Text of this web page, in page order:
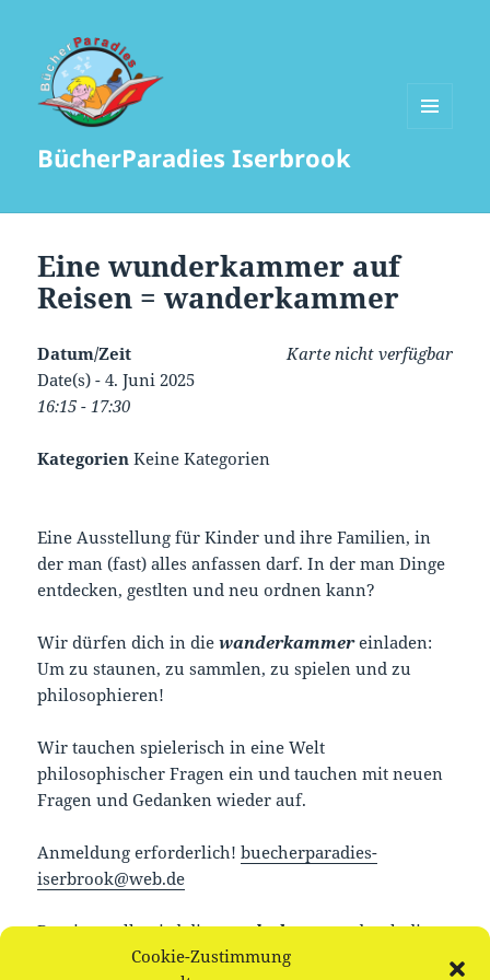
Cookie-Zustimmung
BücherParadies Iserbrook
Eine wunderkammer auf
Reisen = wanderkammer
Karte nicht verfügbar
Datum/Zeit
Date(s) - 4. Juni 2025
16:15 - 17:30
Kategorien Keine Kategorien
Eine Ausstellung für Kinder und ihre Familien, in
der man (fast) alles anfassen darf. In der man Dinge
entdecken, gestlten und neu ordnen kann?
Wir dürfen dich in diewanderkammereinladen:
Um zu staunen, zu sammlen, zu spielen und zu
philosophieren!
Wir tauchen spielerisch in eine Welt
philosophischer Fragen ein und tauchen mit neuen
Fragen und Gedanken wieder auf.
Anmeldung erforderlich!buecherparadies-
iserbrook@web.de
Bereitgestellt wird diewanderkammerdurch die
Gabriele Fink Stiftungund der Stiftung Historische